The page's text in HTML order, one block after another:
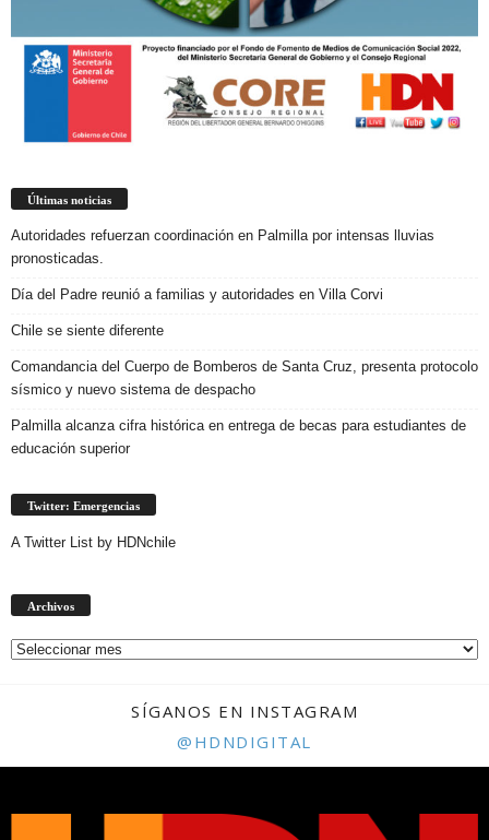
Últimas noticias
Autoridades refuerzan coordinación en Palmilla por intensas lluvias
pronosticadas.
Día del Padre reunió a familias y autoridades en Villa Corvi
Chile se siente diferente
Comandancia del Cuerpo de Bomberos de Santa Cruz, presenta protocolo
sísmico y nuevo sistema de despacho
Palmilla alcanza cifra histórica en entrega de becas para estudiantes de
educación superior
Twitter: Emergencias
A Twitter List by HDNchile
Archivos
SÍGANOS EN INSTAGRAM
@HDNDIGITAL